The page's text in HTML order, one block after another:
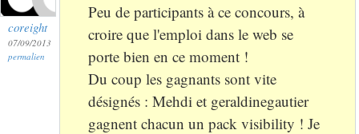
coreight
07/09/2013
permalien
Peu de participants à ce concours, à
croire que l'emploi dans le web se
porte bien en ce moment !
Du coup les gagnants sont vite
désignés : Mehdi et geraldinegautier
gagnent chacun un pack visibility ! Je